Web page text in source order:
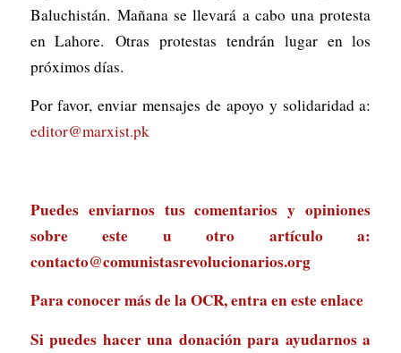
Baluchistán. Mañana se llevará a cabo una protesta
en Lahore. Otras protestas tendrán lugar en los
próximos días.
Por favor, enviar mensajes de apoyo y solidaridad a:
editor@marxist.pk
Puedes enviarnos tus comentarios y opiniones
sobre este u otro artículo a:
contacto@comunistasrevolucionarios.org
Para conocer más de la OCR, entra eneste enlace
Si puedes hacer una donación para ayudarnos a